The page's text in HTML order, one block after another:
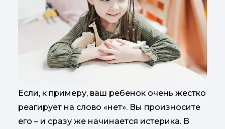
Если, к примеру, ваш ребенок очень жестко
реагирует на слово «нет». Вы произносите
его – и сразу же начинается истерика. В